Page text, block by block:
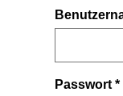
Passwort*